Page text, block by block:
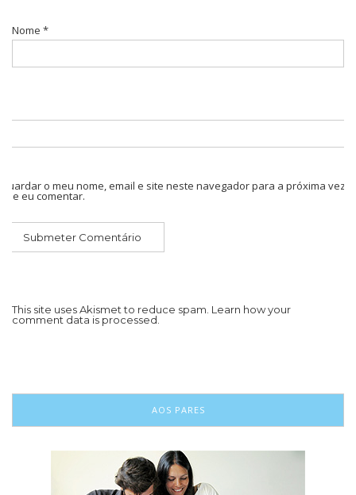
Nome *
Guardar o meu nome, email e site neste navegador para a próxima vez
que eu comentar.
This site uses Akismet to reduce spam. Learn how your
comment data is processed.
AOS PARES